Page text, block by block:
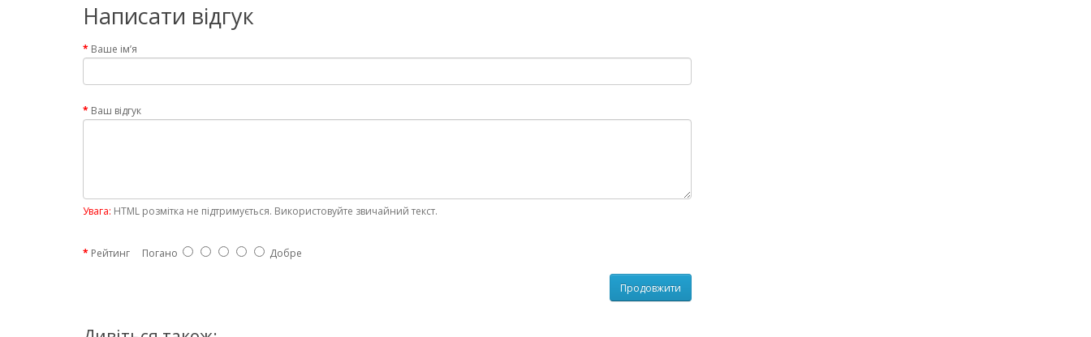
Написати відгук
Ваше ім’я
Ваш відгук
Увага: HTML розмітка не підтримується. Використовуйте звичайний текст.
Рейтинг Погано Добре
Продовжити